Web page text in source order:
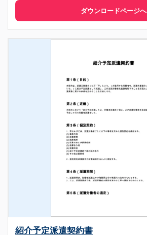
ダウンロードページへ
紹介予定派遣契約書